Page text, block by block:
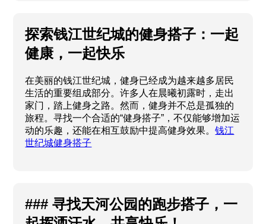
探索钱江世纪城的健身搭子：一起
健康，一起快乐
在美丽的钱江世纪城，健身已经成为越来越多居民
生活的重要组成部分。许多人在晨曦初露时，走出
家门，踏上健身之路。然而，健身并不总是孤独的
旅程。寻找一个合适的“健身搭子”，不仅能够增加运
动的乐趣，还能在相互鼓励中提高健身效果。钱江
世纪城健身搭子
### 寻找天河公园的跑步搭子，一